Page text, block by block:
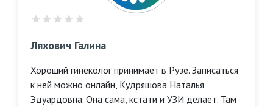
Ляхович Галина
Хороший гинеколог принимает в Рузе. Записаться
к ней можно онлайн, Кудряшова Наталья
Эдуардовна. Она сама, кстати и УЗИ делает. Там